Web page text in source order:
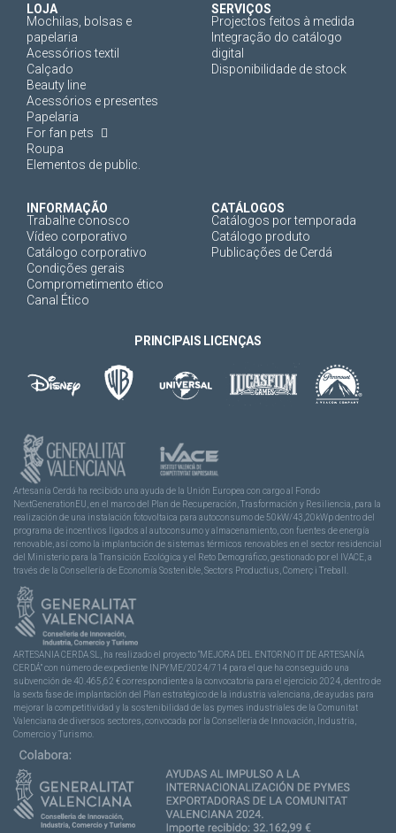
LOJA
Mochilas, bolsas e
papelaria
Acessórios textil
Calçado
Beauty line
Acessórios e presentes
Papelaria
For fan pets
Roupa
Elementos de public.
SERVIÇOS
Projectos feitos à medida
Integração do catálogo
digital
Disponibilidade de stock
INFORMAÇÃO
Trabalhe conosco
Vídeo corporativo
Catálogo corporativo
Condições gerais
Comprometimento ético
Canal Ético
CATÁLOGOS
Catálogos por temporada
Catálogo produto
Publicações de Cerdá
PRINCIPAIS LICENÇAS
Artesanía Cerdá ha recibido una ayuda de la Unión Europea con cargo al Fondo
NextGenerationEU, en el marco del Plan de Recuperación, Trasformación y Resiliencia, para la
realización de una instalación fotovoltaica para autoconsumo de 50kW/43,20kWp dentro del
programa de incentivos ligados al autoconsumo y almacenamiento, con fuentes de energía
renovable, así como la implantación de sistemas térmicos renovables en el sector residencial
del Ministerio para la Transición Ecológica y el Reto Demográfico, gestionado por el IVACE, a
través de la Consellería de Economía Sostenible, Sectors Productius, Comerç i Treball.
ARTESANIA CERDA SL, ha realizado el proyecto “MEJORA DEL ENTORNO IT DE ARTESANÍA
CERDÁ” con número de expediente INPYME/2024/714 para el que ha conseguido una
subvención de 40.465,62 € correspondiente a la convocatoria para el ejercicio 2024, dentro de
la sexta fase de implantación del Plan estratégico de la industria valenciana, de ayudas para
mejorar la competitividad y la sostenibilidad de las pymes industriales de la Comunitat
Valenciana de diversos sectores, convocada por la Conselleria de Innovación, Industria,
Comercio y Turismo.